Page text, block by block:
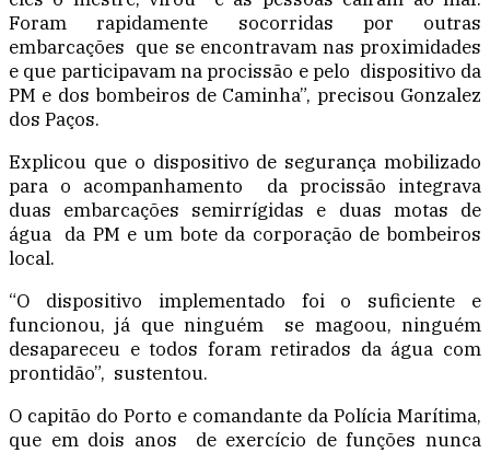
Foram rapidamente socorridas por outras
embarcações que se encontravam nas proximidades
e que participavam na procissão e pelo dispositivo da
PM e dos bombeiros de Caminha”, precisou Gonzalez
dos Paços.
Explicou que o dispositivo de segurança mobilizado
para o acompanhamento da procissão integrava
duas embarcações semirrígidas e duas motas de
água da PM e um bote da corporação de bombeiros
local.
“O dispositivo implementado foi o suficiente e
funcionou, já que ninguém se magoou, ninguém
desapareceu e todos foram retirados da água com
prontidão”, sustentou.
O capitão do Porto e comandante da Polícia Marítima,
que em dois anos de exercício de funções nunca